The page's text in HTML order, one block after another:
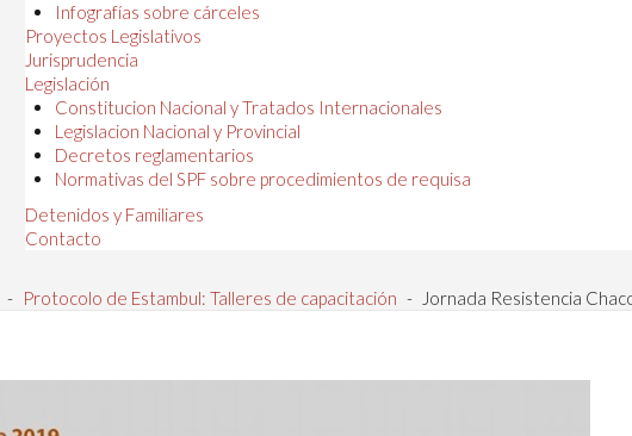
Infografías sobre cárceles
Proyectos Legislativos
Jurisprudencia
Legislación
Constitucion Nacional y Tratados Internacionales
Legislacion Nacional y Provincial
Decretos reglamentarios
Normativas del SPF sobre procedimientos de requisa
Detenidos y Familiares
Contacto
- Protocolo de Estambul: Talleres de capacitación - Jornada Resistencia